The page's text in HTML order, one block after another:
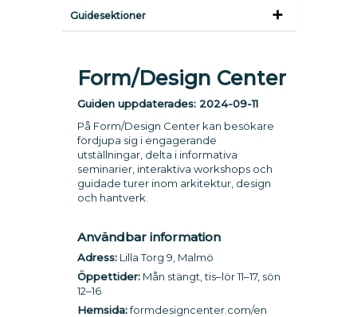
Guidesektioner
Form/Design Center
Guiden uppdaterades: 2024-09-11
På Form/Design Center kan besökare
fördjupa sig i engagerande
utställningar, delta i informativa
seminarier, interaktiva workshops och
guidade turer inom arkitektur, design
och hantverk.
Användbar information
Adress:Lilla Torg 9, Malmö
Öppettider:Mån stängt, tis–lör 11–17, sön
12–16
Hemsida:formdesigncenter.com/en